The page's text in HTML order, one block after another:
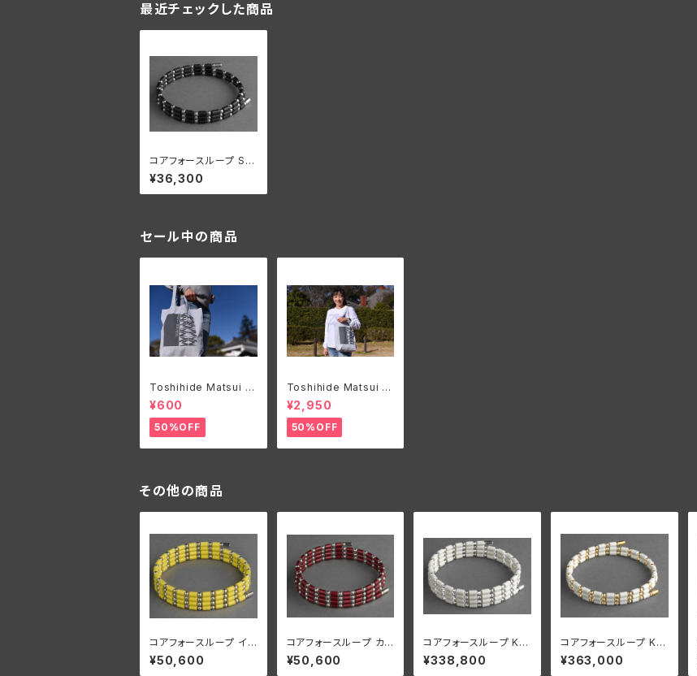
最近チェックした商品
コアフォースループ SU
S CFL50【正規品】
¥36,300
セール中の商品
Toshihide Matsui オ
リジナルエコバック
¥600
50%OFF
Toshihide Matsui オ
リジナルロングTシャツ
¥2,950
50%OFF
その他の商品
コアフォースループ イ
エロー SUS CFL70
【正規品】
¥50,600
コアフォースループ カ
ーディナルレッド SUS
CFL70【正規品】
¥50,600
コアフォースループ K14
WG ホワイト CFL70
【正規品】
¥338,800
コアフォースループ K18
ホワイト CFL50【正規
品】
¥363,000